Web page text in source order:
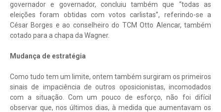
governador e governador, concluiu também que “todas as
eleições foram obtidas com votos carlistas”, referindo-se a
César Borges e ao conselheiro do TCM Otto Alencar, também
cotado para a chapa da Wagner.
Mudança de estratégia
Como tudo tem um limite, ontem também surgiram os primeiros
sinais de impaciência de outros oposicionistas, incomodados
com a situação. Com um pouco de esforço, não foi difícil
observar que, nos últimos dias, à medida que aumentavam os